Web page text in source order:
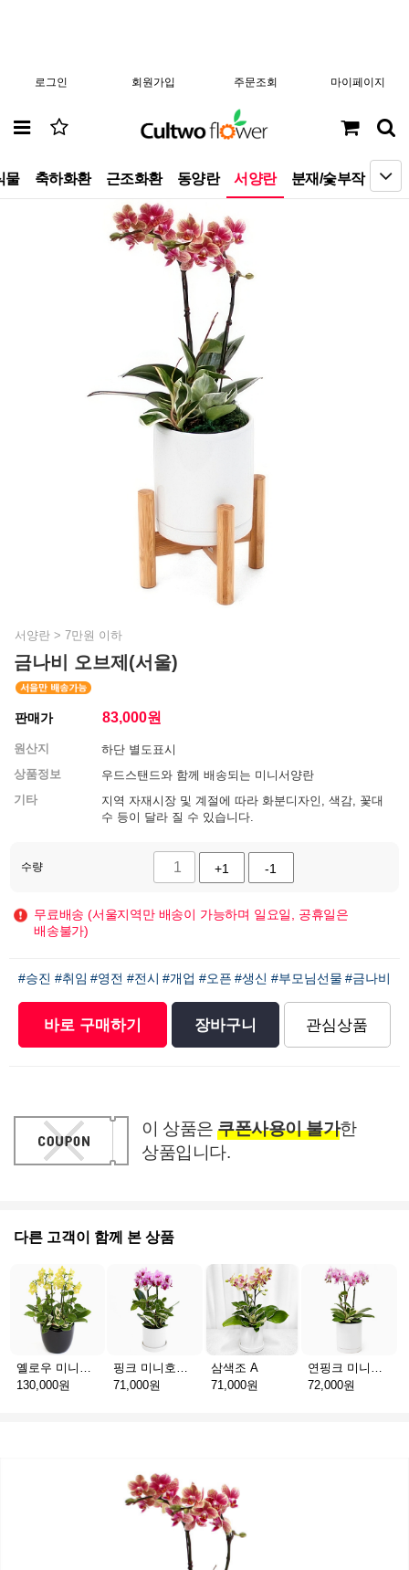
로그인 회원가입 주문조회 마이페이지
물 축하화환 근조화환 동양란 서양란 분재/숯부작
서양란 > 7만원 이하
금나비 오브제(서울)
판매가 83,000원
원산지
하단 별도표시
상품정보
우드스탠드와 함께 배송되는 미니서양란
기타
지역 자재시장 및 계절에 따라 화분디자인, 색감, 꽃대
수 등이 달라 질 수 있습니다.
수량 +1 -1
무료배송 (서울지역만 배송이 가능하며 일요일, 공휴일은
배송불가)
#승진 #취임 #영전 #전시 #개업 #오픈 #생신 #부모님선물 #금나비
바로 구매하기 장바구니 관심상품
이 상품은 쿠폰사용이 불가한
상품입니다.
다른 고객이 함께 본 상품
옐로우 미니호접 C
130,000원
핑크 미니호접 A
71,000원
삼색조 A
71,000원
연핑크 미니호접 A
72,000원